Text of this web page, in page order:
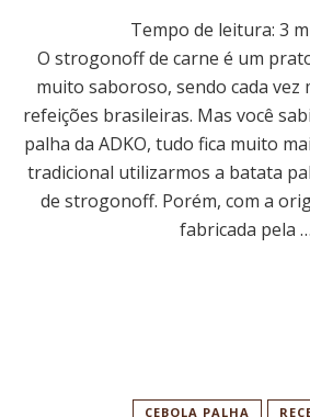
Tempo de leitura: 3
O strogonoff de carne é um
muito saboroso, sendo cada vez
refeições brasileiras. Mas você
palha da ADKO, tudo fica muito
tradicional utilizarmos a batata
de strogonoff. Porém, com a
fabricada pela …
CEBOLA PALHA